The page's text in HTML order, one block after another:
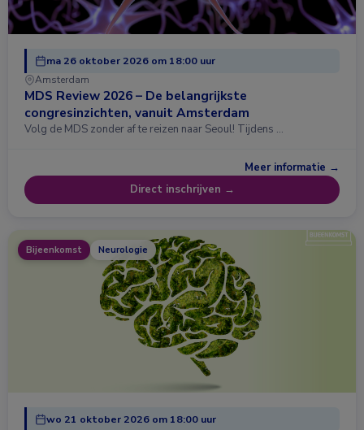
ma 26 oktober 2026 om 18:00 uur
Amsterdam
MDS Review 2026 – De belangrijkste
congresinzichten, vanuit Amsterdam
Volg de MDS zonder af te reizen naar Seoul! Tijdens …
Meer informatie →
Direct inschrijven →
Bijeenkomst Neurologie
wo 21 oktober 2026 om 18:00 uur